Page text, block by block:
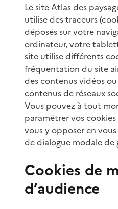
Le site Atlas des
utilise des traceurs
déposés sur votre
ordinateur, votre
site utilise différents
fréquentation du site
des contenus vidéos
contenus de réseaux
Vous pouvez à tout
paramétrer vos
vous y opposer en
de dialogue modale de
Cookies de
d’audience